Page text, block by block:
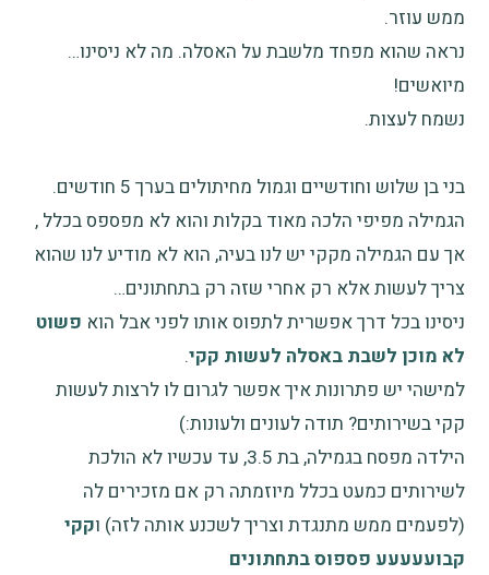
ממש עוזר.
נראה שהוא מפחד מלשבת על האסלה. מה לא ניסינו…
מיואשים!
נשמח לעצות.
בני בן שלוש וחודשיים וגמול מחיתולים בערך 5 חודשים.
הגמילה מפיפי הלכה מאוד בקלות והוא לא מפספס בכלל ,
אך עם הגמילה מקקי יש לנו בעיה, הוא לא מודיע לנו שהוא
צריך לעשות אלא רק אחרי שזה רק בתחתונים…
ניסינו בכל דרך אפשרית לתפוס אותו לפני אבל הוא פשוט
לא מוכן לשבת באסלה לעשות קקי.
למישהי יש פתרונות איך אפשר לגרום לו לרצות לעשות
קקי בשירותים? תודה לעונים ולעונות:)
הילדה מפסח בגמילה, בת 3.5, עד עכשיו לא הולכת
לשירותים כמעט בכלל מיוזמתה רק אם מזכירים לה
(לפעמים ממש מתנגדת וצריך לשכנע אותה לזה) וקקי
קבועעעעע פספוס בתחתונים